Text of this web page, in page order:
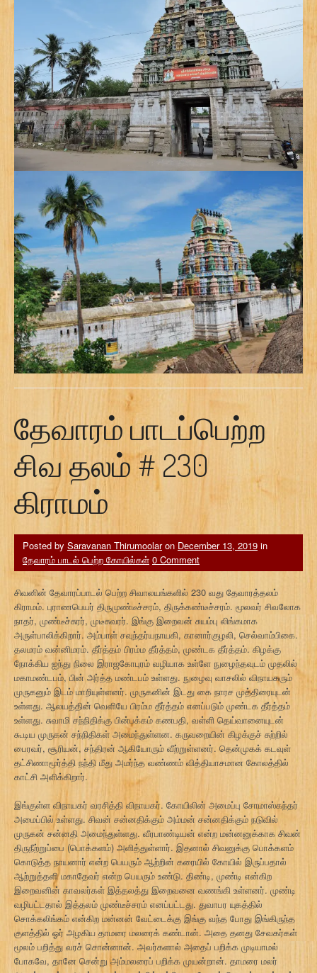
தேவாரம் பாடப்பெற்ற
சிவ தலம் # 230
கிராமம்
Posted by Saravanan Thirumoolaron December 13, 2019 in
தேவாரம் பாடல் பெற்ற கோயில்கள் 0 Comment
சிவனின் தேவாரப்பாடல் பெற்ற சிவாலயங்களில் 230 வது தேவாரத்தலம்
கிராமம். புராணபெயர் திருமுண்டீச்சரம், திருக்கண்டீச்சரம். மூலவர் சிவலோக
நாதர், முண்டீச்சுரர், முடீசுவரர். இங்கு இறைவன் சுயம்பு லிங்கமாக
அருள்பாலிக்கிறார். அம்பாள் சவுந்தர்யநாயகி, கானார்குழலி, செல்வாம்பிகை.
தலமரம் வன்னிமரம். தீர்த்தம் பிரம்ம தீர்த்தம், முண்டக தீர்த்தம். கிழக்கு
நோக்கிய ஐந்து நிலை இராஜகோபுரம் வழியாக உள்ளே நுழைந்தவுடம் முதலில்
மகாமண்டபம், பின் அர்த்த மண்டபம் உள்ளது. நுழைவு வாசலில் விநாயகரும்
முருகனும் இடம் மாறியுள்ளனர். முருகனின் இடது கை நாரச முத்திரையுடன்
உள்ளது. ஆலயத்தின் வெளியே பிரம்ம தீர்த்தம் எனப்படும் முண்டக தீர்த்தம்
உள்ளது. சுவாமி சந்நிதிக்கு பின்பக்கம் கணபதி, வள்ளி தெய்வானையுடன்
கூடிய முருகன் சந்நிதிகள் அமைந்துள்ளன. கருவறையின் கிழக்குச் சுற்றில்
பைரவர், சூரியன், சந்திரன் ஆகியோரும் வீற்றுள்ளனர். தென்முகக் கடவுள்
தட்சிணாமூர்த்தி நந்தி மீது அமர்ந்த வண்ணம் வித்தியாசமான கோலத்தில்
காட்சி அளிக்கிறார்.
இங்குள்ள விநாயகர் வரசித்தி விநாயகர். கோயிலின் அமைப்பு சோமாஸ்கந்தர்
அமைப்பில் உள்ளது. சிவன் சன்னதிக்கும் அம்மன் சன்னதிக்கும் நடுவில்
முருகன் சன்னதி அமைந்துள்ளது. வீரபாண்டியன் என்ற மன்னனுக்காக சிவன்
திருநீற்றுப்பை (பொக்களம்) அளித்துள்ளார். இதனால் சிவனுக்கு பொக்களம்
கொடுத்த நாயனார் என்ற பெயரும் ஆற்றின் கரையில் கோயில் இருப்பதால்
ஆற்றுத்தளி மகாதேவர் என்ற பெயரும் உண்டு. திண்டி, முண்டி என்கிற
இறைவனின் காவலர்கள் இத்தலத்து இறைவனை வணங்கி உள்ளனர். முண்டி
வழிபட்டதால் இத்தலம் முண்டீச்சரம் எனப்பட்டது. துவாபர யுகத்தில்
சொக்கலிங்கம் என்கிற மன்னன் வேட்டைக்கு இங்கு வந்த போது இங்கிருந்த
குளத்தில் ஓர் அழகிய தாமரை மலரைக் கண்டான். அதை தனது சேவகர்கள்
மூலம் பறித்து வரச் சொன்னான். அவர்களால் அதைப் பறிக்க முடியாமல்
போகவே, தானே சென்று அம்மலரைப் பறிக்க முயன்றான். தாமரை மலர்